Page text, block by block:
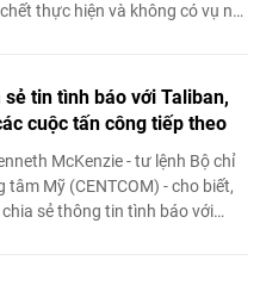
thực hiện và không có vụ nổ
sẻ tin tình báo với Taliban,
cuộc tấn công tiếp theo
McKenzie - tư lệnh Bộ chỉ
tâm Mỹ (CENTCOM) - cho biết,
sẻ thông tin tình báo với